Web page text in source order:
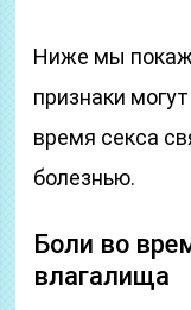
Ниже мы
признаки
время секса
болезнью.
Боли во
влагалища